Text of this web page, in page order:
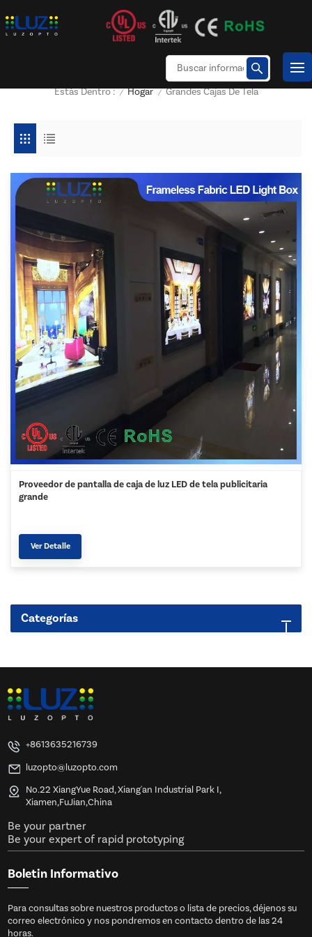
Estás Dentro : / Hogar / Grandes Cajas De Tela
Proveedor de pantalla de caja de luz LED de tela publicitaria
grande
Ver Detalle
Categorías
+8613635216739
luzopto@luzopto.com
No.22 XiangYue Road, Xiang'an Industrial Park I,
Xiamen,FuJian,China
Be your partner
Be your expert of rapid prototyping
Boletin Informativo
Para consultas sobre nuestros productos o lista de precios, déjenos su
correo electrónico y nos pondremos en contacto dentro de las 24
horas.